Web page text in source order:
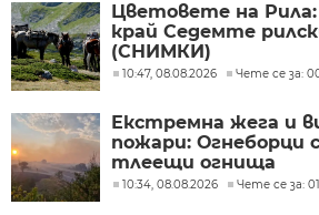
Цветовете на
край Седемте
(СНИМКИ)
10:47, 08.08.2026 Чете се за:
Екстремна жега и
пожари: Огнеборци
тлеещи огнища
10:34, 08.08.2026 Чете се за: